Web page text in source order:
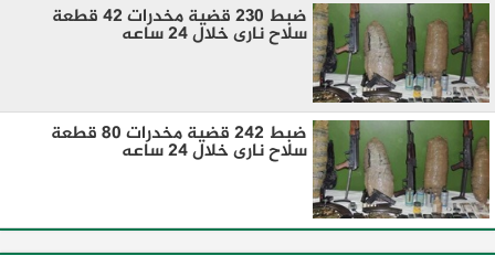
ضبط 230 قضية مخدرات 42 قطعة
سلاح نارى خلال 24 ساعه
ضبط 242 قضية مخدرات 80 قطعة
سلاح نارى خلال 24 ساعه